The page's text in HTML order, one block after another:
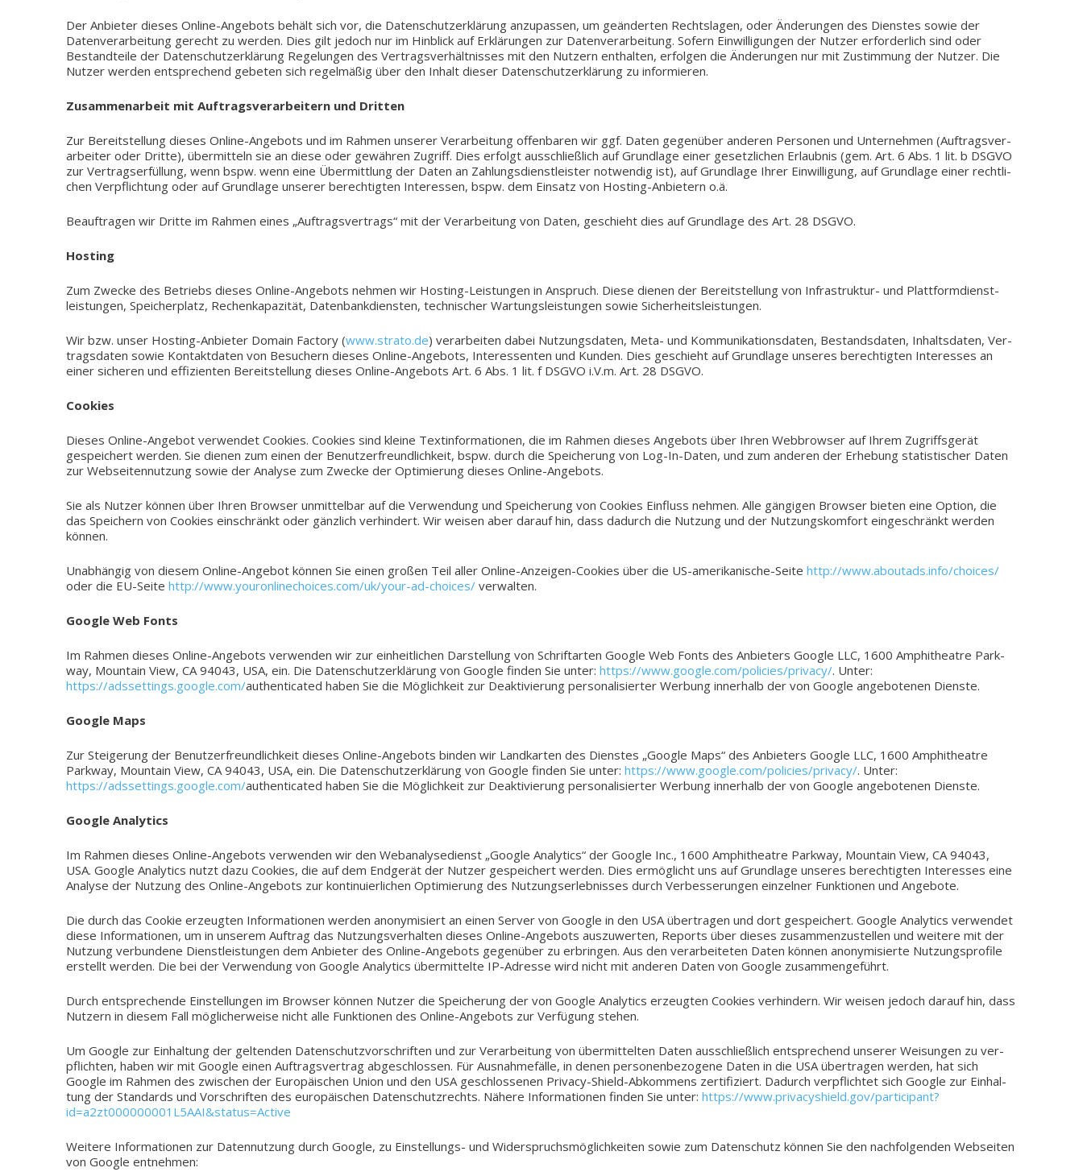
Der Anbie­ter dieses Online-Angebots behält sich vor, die Daten­schutz­er­klä­rung anzu­pas­sen, um geän­der­ten Rechts­la­gen, oder Ände­run­gen des Diens­tes sowie der
Daten­ver­ar­bei­tung gerecht zu werden. Dies gilt jedoch nur im Hin­blick auf Erklä­run­gen zur Daten­ver­ar­bei­tung. Sofern Ein­wil­li­gun­gen der Nutzer erfor­der­lich sind oder
Bestand­tei­le der Daten­schutz­er­klä­rung Rege­lun­gen des Ver­trags­ver­hält­nis­ses mit den Nut­zern ent­hal­ten, erfol­gen die Ände­run­gen nur mit Zustim­mung der Nutzer. Die
Nutzer werden ent­spre­chend gebe­ten sich regel­mä­ßig über den Inhalt dieser Daten­schutz­er­klä­rung zu informieren.
Zusam­men­ar­beit mit Auf­trags­ver­ar­bei­tern und Dritten
Zur Bereit­stel­lung dieses Online-Angebots und im Rahmen unse­rer Ver­ar­bei­tung offen­ba­ren wir ggf. Daten gegen­über ande­ren Per­so­nen und Unter­neh­men (Auf­trags­ver­
ar­bei­ter oder Dritte), über­mit­teln sie an diese oder gewäh­ren Zugriff. Dies erfolgt aus­schließ­lich auf Grund­la­ge einer gesetz­li­chen Erlaub­nis (gem. Art. 6 Abs. 1 lit. b DSGVO
zur Ver­trags­er­fül­lung, wenn bspw. wenn eine Über­mitt­lung der Daten an Zah­lungs­dienst­leis­ter not­wen­dig ist), auf Grund­la­ge Ihrer Ein­wil­li­gung, auf Grund­la­ge einer recht­li­
chen Ver­pflich­tung oder auf Grund­la­ge unse­rer berech­tig­ten Inter­es­sen, bspw. dem Ein­satz von Hosting-Anbietern o.ä.
Beauf­tra­gen wir Dritte im Rahmen eines „Auf­trags­ver­trags“ mit der Ver­ar­bei­tung von Daten, geschieht dies auf Grund­la­ge des Art. 28 DSGVO.
Hos­ting
Zum Zwecke des Betriebs dieses Online-Angebots nehmen wir Hosting-Leistungen in Anspruch. Diese dienen der Bereit­stel­lung von Infrastruktur- und Platt­form­dienst­
leis­tun­gen, Spei­cher­platz, Rechen­ka­pa­zi­tät, Daten­bank­diens­ten, tech­ni­scher War­tungs­leis­tun­gen sowie Sicherheitsleistungen.
Wir bzw. unser Hosting-Anbieter Domain Fac­to­ry (www.strato.de) ver­ar­bei­ten dabei Nut­zungs­da­ten, Meta- und Kom­mu­ni­ka­ti­ons­da­ten, Bestands­da­ten, Inhalts­da­ten, Ver­
trags­da­ten sowie Kon­takt­da­ten von Besu­chern dieses Online-Angebots, Inter­es­sen­ten und Kunden. Dies geschieht auf Grund­la­ge unse­res berech­tig­ten Inter­es­ses an
einer siche­ren und effi­zi­en­ten Bereit­stel­lung dieses Online-Angebots Art. 6 Abs. 1 lit. f DSGVO i.V.m. Art. 28 DSGVO.
Coo­kies
Dieses Online-Angebot ver­wen­det Coo­kies. Coo­kies sind kleine Text­in­for­ma­tio­nen, die im Rahmen dieses Ange­bots über Ihren Web­brow­ser auf Ihrem Zugriffs­ge­rät
gespei­chert werden. Sie dienen zum einen der Benut­zer­freund­lich­keit, bspw. durch die Spei­che­rung von Log-In-Daten, und zum ande­ren der Erhe­bung sta­tis­ti­scher Daten
zur Web­sei­ten­nut­zung sowie der Ana­ly­se zum Zwecke der Opti­mie­rung dieses Online-Angebots.
Sie als Nutzer können über Ihren Brow­ser unmit­tel­bar auf die Ver­wen­dung und Spei­che­rung von Coo­kies Ein­fluss nehmen. Alle gän­gi­gen Brow­ser bieten eine Option, die
das Spei­chern von Coo­kies ein­schränkt oder gänz­lich ver­hin­dert. Wir weisen aber darauf hin, dass dadurch die Nut­zung und der Nut­zungs­kom­fort ein­ge­schränkt werden
können.
Unab­hän­gig von diesem Online-Angebot können Sie einen großen Teil aller Online-Anzeigen-Cookies über die US-amerikanische-Seite http://www.aboutads.info/choices/
oder die EU-Seite http://www.youronlinechoices.com/uk/your-ad-choices/ verwalten.
Google Web Fonts
Im Rahmen dieses Online-Angebots ver­wen­den wir zur ein­heit­li­chen Dar­stel­lung von Schrift­ar­ten Google Web Fonts des Anbie­ters Google LLC, 1600 Amphi­theat­re Park­
way, Moun­tain View, CA 94043, USA, ein. Die Daten­schutz­er­klä­rung von Google finden Sie unter: https://www.google.com/policies/privacy/. Unter:
https://adssettings.google.com/authen­ti­ca­ted haben Sie die Mög­lich­keit zur Deak­ti­vie­rung per­so­na­li­sier­ter Wer­bung inner­halb der von Google ange­bo­te­nen Dienste.
Google Maps
Zur Stei­ge­rung der Benut­zer­freund­lich­keit dieses Online-Angebots binden wir Land­kar­ten des Diens­tes „Google Maps“ des Anbie­ters Google LLC, 1600 Amphi­theat­re
Park­way, Moun­tain View, CA 94043, USA, ein. Die Daten­schutz­er­klä­rung von Google finden Sie unter: https://www.google.com/policies/privacy/. Unter:
https://adssettings.google.com/authen­ti­ca­ted haben Sie die Mög­lich­keit zur Deak­ti­vie­rung per­so­na­li­sier­ter Wer­bung inner­halb der von Google ange­bo­te­nen Dienste.
Google Ana­ly­tics
Im Rahmen dieses Online-Angebots ver­wen­den wir den Web­ana­ly­se­dienst „Google Ana­ly­tics“ der Google Inc., 1600 Amphi­theat­re Park­way, Moun­tain View, CA 94043,
USA. Google Ana­ly­tics nutzt dazu Coo­kies, die auf dem End­ge­rät der Nutzer gespei­chert werden. Dies ermög­licht uns auf Grund­la­ge unse­res berech­tig­ten Inter­es­ses eine
Ana­ly­se der Nut­zung des Online-Angebots zur kon­ti­nu­ier­li­chen Opti­mie­rung des Nut­zungs­er­leb­nis­ses durch Ver­bes­se­run­gen ein­zel­ner Funk­tio­nen und Angebote.
Die durch das Cookie erzeug­ten Infor­ma­tio­nen werden anony­mi­siert an einen Server von Google in den USA über­tra­gen und dort gespei­chert. Google Ana­ly­tics ver­wen­det
diese Infor­ma­tio­nen, um in unse­rem Auf­trag das Nut­zungs­ver­hal­ten dieses Online-Angebots aus­zu­wer­ten, Reports über dieses zusam­men­zu­stel­len und wei­te­re mit der
Nut­zung ver­bun­de­ne Dienst­leis­tun­gen dem Anbie­ter des Online-Angebots gegen­über zu erbrin­gen. Aus den ver­ar­bei­te­ten Daten können anony­mi­sier­te Nut­zungs­pro­fi­le
erstellt werden. Die bei der Ver­wen­dung von Google Ana­ly­tics über­mit­tel­te IP-Adresse wird nicht mit ande­ren Daten von Google zusammengeführt.
Durch ent­spre­chen­de Ein­stel­lun­gen im Brow­ser können Nutzer die Spei­che­rung der von Google Ana­ly­tics erzeug­ten Coo­kies ver­hin­dern. Wir weisen jedoch darauf hin, dass
Nut­zern in diesem Fall mög­li­cher­wei­se nicht alle Funk­tio­nen des Online-Angebots zur Ver­fü­gung stehen.
Um Google zur Ein­hal­tung der gel­ten­den Daten­schutz­vor­schrif­ten und zur Ver­ar­bei­tung von über­mit­tel­ten Daten aus­schließ­lich ent­spre­chend unse­rer Wei­sun­gen zu ver­
pflich­ten, haben wir mit Google einen Auf­trags­ver­trag abge­schlos­sen. Für Aus­nah­me­fäl­le, in denen per­so­nen­be­zo­ge­ne Daten in die USA über­tra­gen werden, hat sich
Google im Rahmen des zwi­schen der Euro­päi­schen Union und den USA geschlos­se­nen Privacy-Shield-Abkommens zer­ti­fi­ziert. Dadurch ver­pflich­tet sich Google zur Ein­hal­
tung der Stan­dards und Vor­schrif­ten des euro­päi­schen Daten­schutz­rechts. Nähere Infor­ma­tio­nen finden Sie unter: https://www.privacyshield.gov/participant?
id=a2zt000000001L5AAI&status=Active
Wei­te­re Infor­ma­tio­nen zur Daten­nut­zung durch Google, zu Einstellungs- und Wider­spruchs­mög­lich­kei­ten sowie zum Daten­schutz können Sie den nach­fol­gen­den Web­sei­ten
von Google entnehmen: